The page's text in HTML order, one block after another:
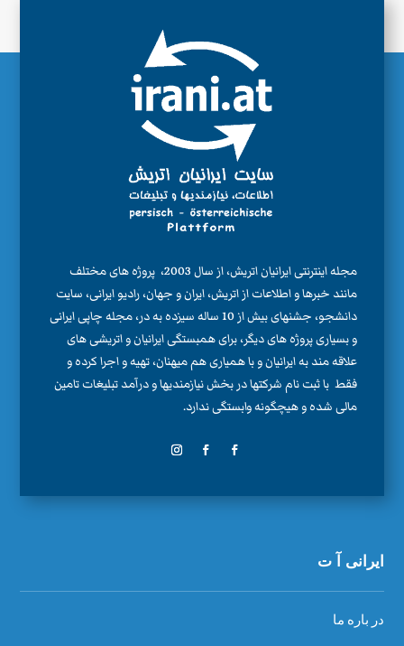
مجله اینترنتی ایرانیان اتریش، از سال 2003، پروژه های مختلف
مانند خبرها و اطلاعات از اتریش، ایران و جهان، رادیو ایرانی، سایت
دانشجو، جشنهای بیش از 10 ساله سیزده به در، مجله چاپی ایرانی
و بسیاری پروژه های دیگر، برای همبستگی ایرانیان و اتریشی های
علاقه مند به ایرانیان و با همیاری هم میهنان، تهیه و اجرا کرده و
فقط با ثبت نام شرکتها در بخش نیازمندیها و درآمد تبلیغات تامین
مالی شده و هیچگونه وابستگی ندارد.
ایرانی آ ت
در باره ما